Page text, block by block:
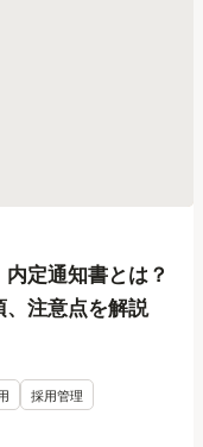
内定通知書とは？
注意点を解説
採用管理